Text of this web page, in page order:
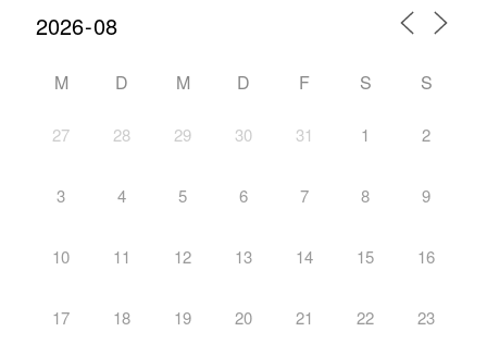
M D M D F S S
27 28 29 30 31 1 2
3 4 5 6 7 8 9
10 11 12 13 14 15 16
17 18 19 20 21 22 23